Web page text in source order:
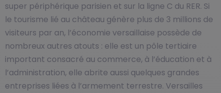
super périphérique parisien et sur la ligne C du RER. Si
le tourisme lié au château génère plus de 3 millions de
visiteurs par an, l’économie versaillaise possède de
nombreux autres atouts : elle est un pôle tertiaire
important consacré au commerce, à l’éducation et à
l’administration, elle abrite aussi quelques grandes
entreprises liées à l’armement terrestre. Versailles